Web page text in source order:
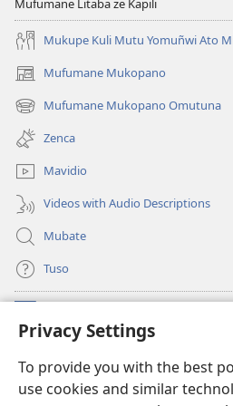
Privacy Settings
To provide you with the best
use cookies and similar
Mukupe Kuli Mutu Yomuñwi Ato
Mufumane Mukopano
(opens
new
window)
Mufumane Mukopano Omutuna
(opens
new
window)
Zenca
Mavidio
Videos with Audio Descriptions
Mubate
Tuso
(opens
new
Sifalana sa fa Intaneti sa
(opens
new